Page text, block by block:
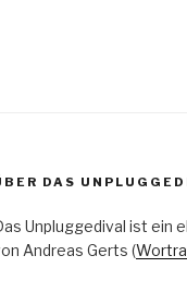
DAS
Unpluggedival ist ein
Andreas Gerts (